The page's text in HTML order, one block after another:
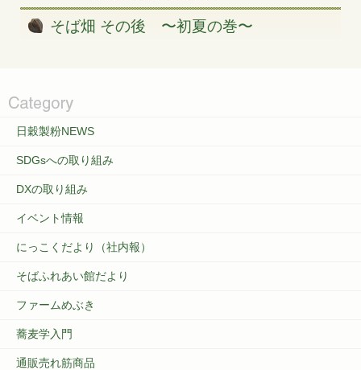
そば畑 その後 〜初夏の巻〜
日穀製粉NEWS
SDGsへの取り組み
DXの取り組み
イベント情報
にっこくだより（社内報）
そばふれあい館だより
ファームめぶき
蕎麦学入門
通販売れ筋商品